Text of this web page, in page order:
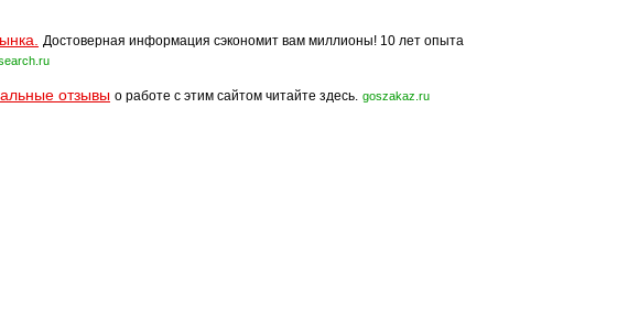
Достоверная информация сэкономит вам миллионы! 10 лет опыта
отзывы о работе с этим сайтом читайте здесь. goszakaz.ru